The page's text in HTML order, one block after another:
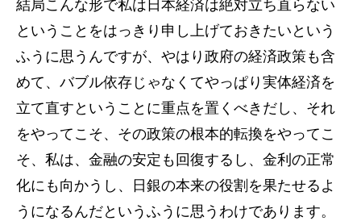
結局こんな形で私は日本経済は絶対立ち直らない
ということをはっきり申し上げておきたいという
ふうに思うんですが、やはり政府の経済政策も含
めて、バブル依存じゃなくてやっぱり実体経済を
立て直すということに重点を置くべきだし、それ
をやってこそ、その政策の根本的転換をやってこ
そ、私は、金融の安定も回復するし、金利の正常
化にも向かうし、日銀の本来の役割を果たせるよ
うになるんだというふうに思うわけであります。